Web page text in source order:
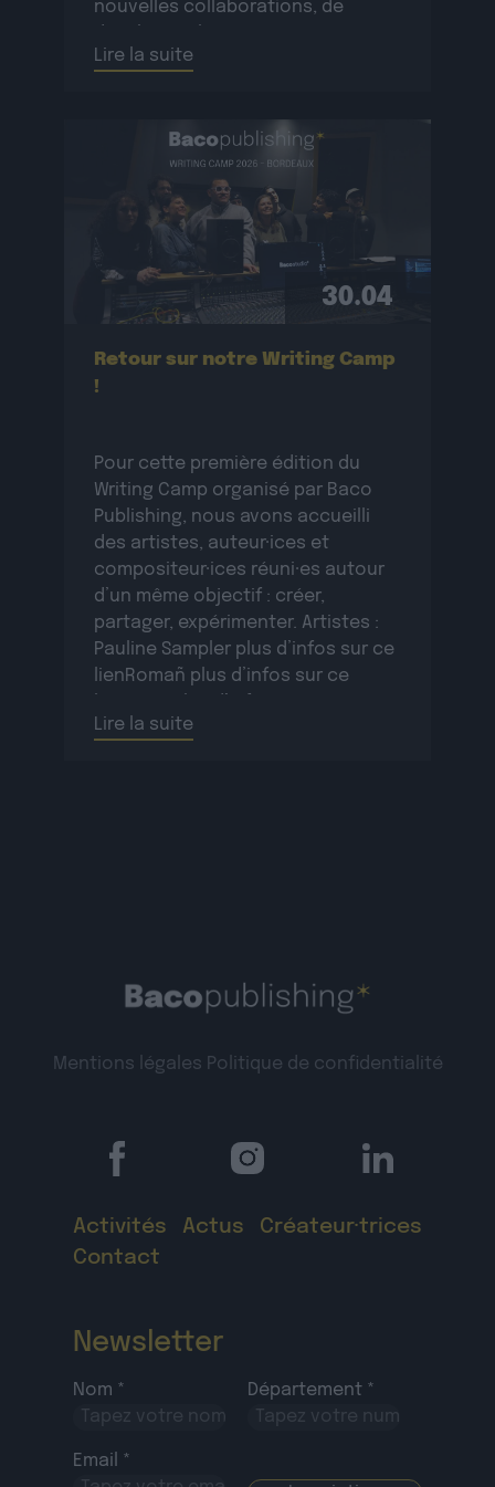
nouvelles collaborations, de
professionnel des participant·e·s
déroulera […]
Lire la suite
30.04
Retour sur notre Writing Camp
!
Pour cette première édition du
Writing Camp organisé par Baco
Publishing, nous avons accueilli
des artistes, auteur·ices et
compositeur·ices réuni·es autour
d’un même objectif : créer,
partager, expérimenter. Artistes :
Pauline Sampler plus d’infos sur ce
lienRomañ plus d’infos sur ce
lienSopycal plus d’infos sur ce
Lire la suite
Mentions légales Politique de confidentialité
Activités Actus
Créateur·trices
Contact
Newsletter
Nom * Département *
Email *